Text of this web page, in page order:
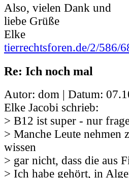
Also, vielen Dank und
liebe Grüße
Elke
tierrechtsforen.de/2/586/
Re: Ich noch mal
Autor: dom | Datum:
Elke Jacobi schrieb:
> B12 ist super - nur
> Manche Leute nehmen
wissen
> gar nicht, dass die aus
> Ich habe gehört, in